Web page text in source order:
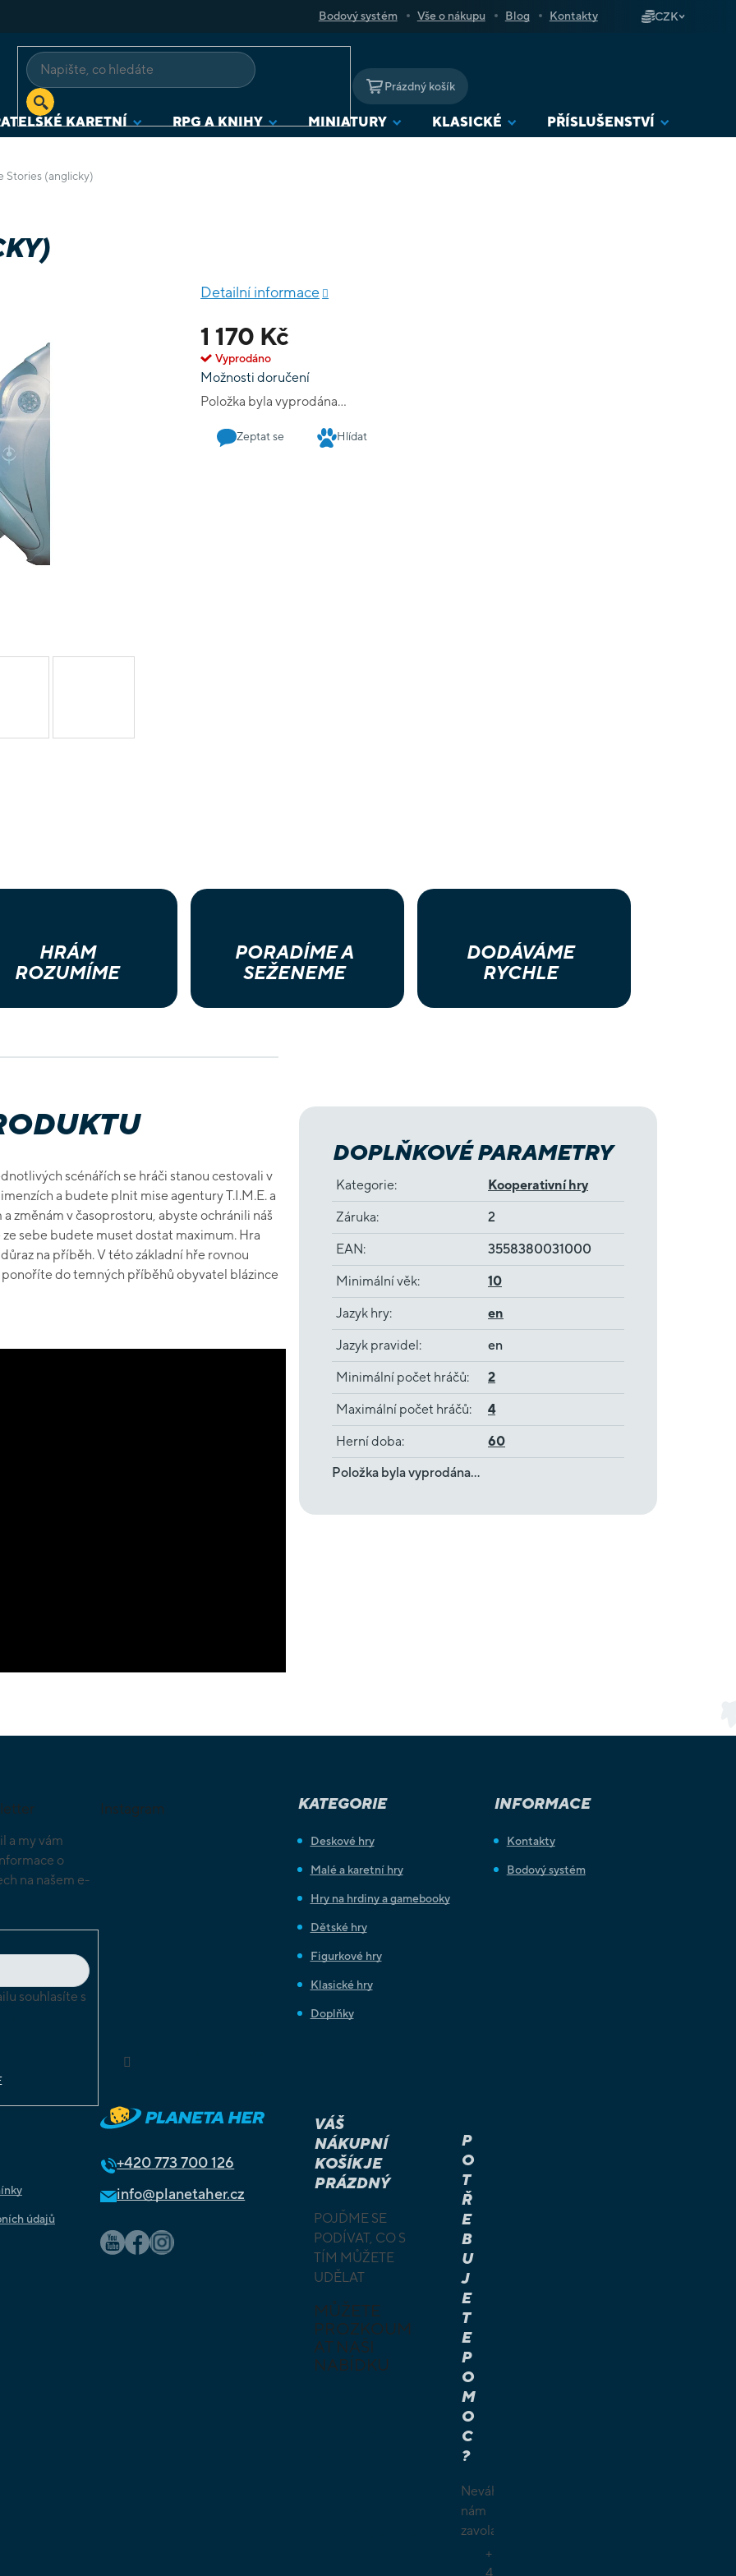
Bodový systém Vše o nákupu Blog Kontakty CZK
NÁKUPNÍ
KOŠÍK
Prázdný košík
KARETNÍ RPG A KNIHY MINIATURY KLASICKÉ PŘÍSLUŠENSTVÍ
Stories (anglicky)
1 170 Kč
Vyprodáno
Možnosti doručení
Položka byla vyprodána…
Detailní informace
Zeptat se Hlídat
HRÁM
ROZUMÍME
PORADÍME A
SEŽENEME
DODÁVÁME
RYCHLE
scénářích se hráči stanou cestovali v
a budete plnit mise agentury T.I.M.E. a
změnám v časoprostoru, abyste ochránili náš
sebe budete muset dostat maximum. Hra
na příběh. V této základní hře rovnou
do temných příběhů obyvatel blázince
DOPLŇKOVÉ PARAMETRY
Kategorie: Kooperativní hry
Záruka: 2
EAN: 3558380031000
Minimální věk: 10
Jazyk hry: en
Jazyk pravidel: en
Minimální počet hráčů: 2
Maximální počet hráčů: 4
Herní doba:
60
Položka byla vyprodána…
a my vám
o
na našem e-
souhlasíte s
Instagram KATEGORIE
Deskové hry
Malé a karetní hry
Hry na hrdiny a gamebooky
Dětské hry
Figurkové hry
Klasické hry
Doplňky
INFORMACE
Kontakty
Bodový systém
údajů
+420773 700 126
info@planetaher.cz
VÁŠ
NÁKUPNÍ
KOŠÍK JE
PRÁZDNÝ
POJĎME SE
PODÍVAT, CO S
TÍM MŮŽETE
UDĚLAT
MŮŽETE
PROZKOUM
AT NAŠI
NABÍDKU
P
O
T
Ř
E
B
U
J
E
T
E
P
O
M
O
C
?
Neváhejte
nám
zavolat.
+